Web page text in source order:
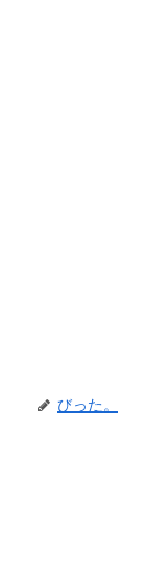
びった。